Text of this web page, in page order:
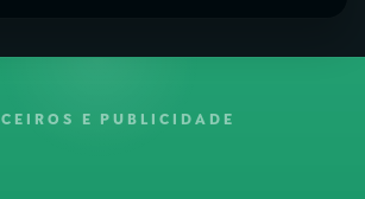
E PUBLICIDADE